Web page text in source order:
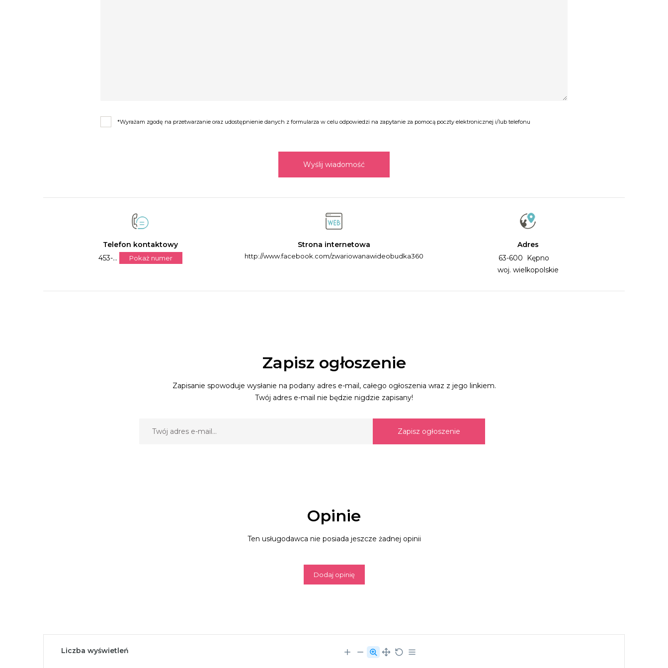
*Wyrażam zgodę na przetwarzanie oraz udostępnienie danych z formularza w celu odpowiedzi na zapytanie za pomocą poczty elektronicznej i/lub telefonu
Wyślij wiadomość
Telefon kontaktowy
453-...
Pokaż numer
Strona internetowa
http://www.facebook.com/zwariowanawideobudka360
Adres
63-600 Kępno
woj. wielkopolskie
Zapisz ogłoszenie
Zapisanie spowoduje wysłanie na podany adres e-mail, całego ogłoszenia wraz z jego linkiem.
Twój adres e-mail nie będzie nigdzie zapisany!
Zapisz ogłoszenie
Opinie
Ten usługodawca nie posiada jeszcze żadnej opinii
Dodaj opinię
Liczba wyświetleń